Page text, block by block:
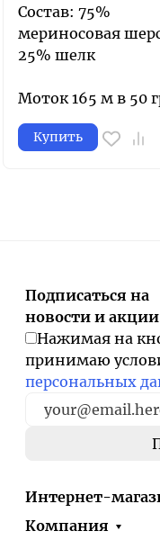
Состав: 75%
мериносовая
25% шелк
Моток 165 м в 50
Купить
Подписаться на
новости и акции
Нажимая на
принимаю
персональных
Интернет-
Компания